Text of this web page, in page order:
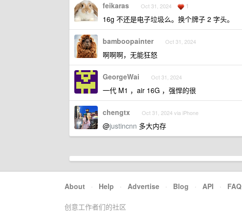
feikaras Oct 31, 2024 1
16g 不还是电子垃圾么。换个牌子 2 字头。
bamboopainter Oct 31, 2024
啊啊啊，无能狂怒
GeorgeWai Oct 31, 2024
一代 M1 ，air 16G ，强悍的很
chengtx Oct 31, 2024 via iPhone
@justincnn 多大内存
About · Help · Advertise · Blog · API · FAQ
创意工作者们的社区